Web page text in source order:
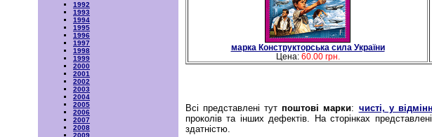
1992
1993
1994
1995
1996
1997
1998
1999
2000
2001
2002
2003
2004
2005
2006
2007
2008
марка Конструкторська сила України
Цена: 60.00 грн.
Всі представлені тутпоштові марки: чисті, у
проколів та інших дефектів. На сторінках
здатністю.